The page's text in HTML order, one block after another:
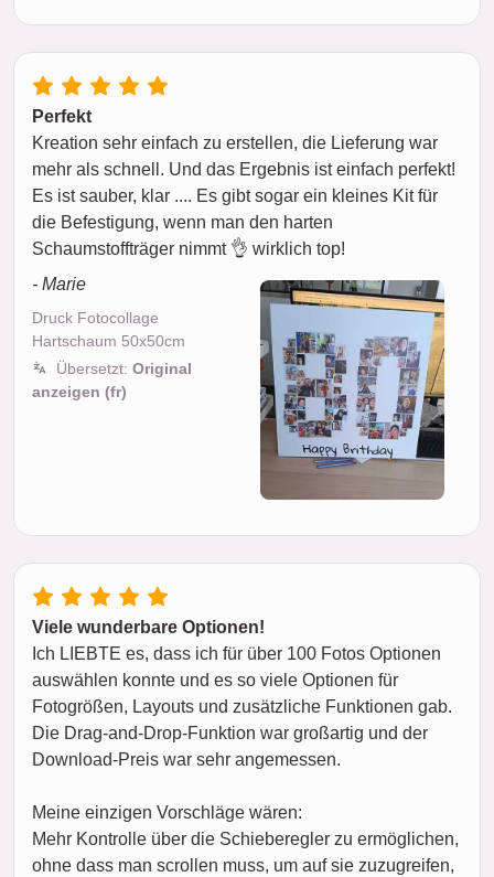
Perfekt
Kreation sehr einfach zu erstellen, die Lieferung war
mehr als schnell. Und das Ergebnis ist einfach perfekt!
Es ist sauber, klar .... Es gibt sogar ein kleines Kit für
die Befestigung, wenn man den harten
Schaumstoffträger nimmt 👌 wirklich top!
- Marie
Druck Fotocollage
Hartschaum 50x50cm
Übersetzt: Original
anzeigen (fr)
Viele wunderbare Optionen!
Ich LIEBTE es, dass ich für über 100 Fotos Optionen
auswählen konnte und es so viele Optionen für
Fotogrößen, Layouts und zusätzliche Funktionen gab.
Die Drag-and-Drop-Funktion war großartig und der
Download-Preis war sehr angemessen.
Meine einzigen Vorschläge wären:
Mehr Kontrolle über die Schieberegler zu ermöglichen,
ohne dass man scrollen muss, um auf sie zuzugreifen,